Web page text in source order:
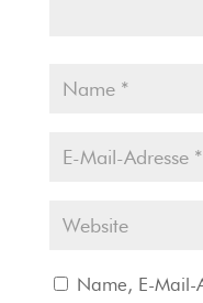
Name, E-Mail-